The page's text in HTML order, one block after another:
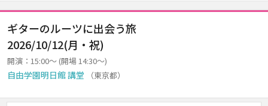
ギターのルーツに出会う旅
2026/10/12(月・祝)
開演：15:00～ (開場 14:30～)
自由学園明日館 講堂 （東京都）